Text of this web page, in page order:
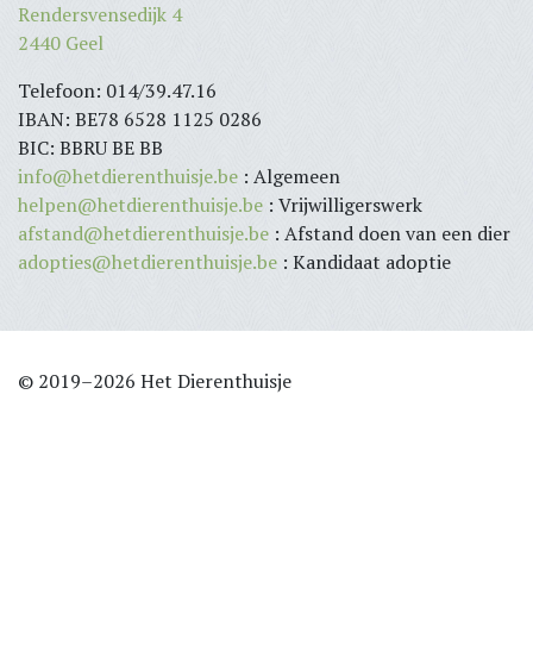
Rendersvensedijk 4
2440 Geel
Telefoon: 014/39.47.16
IBAN: BE78 6528 1125 0286
BIC: BBRU BE BB
info@hetdierenthuisje.be : Algemeen
helpen@hetdierenthuisje.be : Vrijwilligerswerk
afstand@hetdierenthuisje.be : Afstand doen van een dier
adopties@hetdierenthuisje.be : Kandidaat adoptie
© 2019–2026 Het Dierenthuisje